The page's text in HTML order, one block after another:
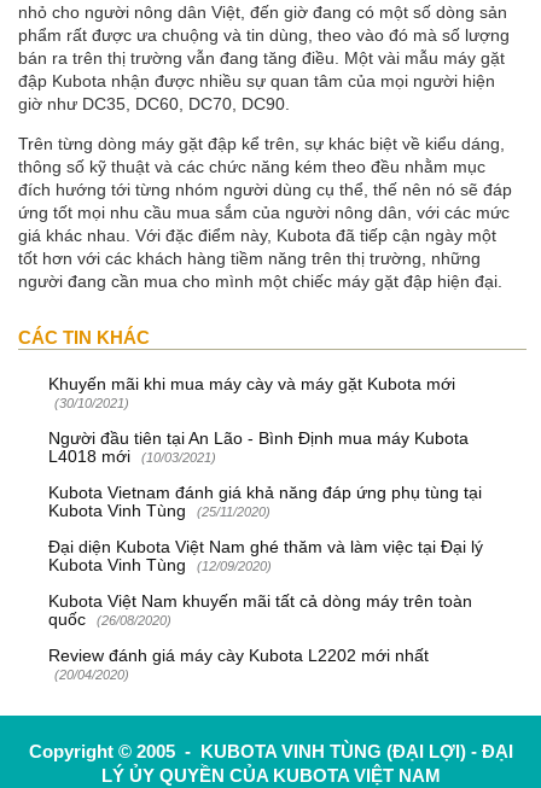
nhỏ cho người nông dân Việt, đến giờ đang có một số dòng sản
phẩm rất được ưa chuộng và tin dùng, theo vào đó mà số lượng
bán ra trên thị trường vẫn đang tăng điều. Một vài mẫu máy gặt
đập Kubota nhận được nhiều sự quan tâm của mọi người hiện
giờ như DC35, DC60, DC70, DC90.
Trên từng dòng máy gặt đập kể trên, sự khác biệt về kiểu dáng,
thông số kỹ thuật và các chức năng kém theo đều nhằm mục
đích hướng tới từng nhóm người dùng cụ thể, thế nên nó sẽ đáp
ứng tốt mọi nhu cầu mua sắm của người nông dân, với các mức
giá khác nhau. Với đặc điểm này, Kubota đã tiếp cận ngày một
tốt hơn với các khách hàng tiềm năng trên thị trường, những
người đang cần mua cho mình một chiếc máy gặt đập hiện đại.
CÁC TIN KHÁC
Khuyến mãi khi mua máy cày và máy gặt Kubota mới
(30/10/2021)
Người đầu tiên tại An Lão - Bình Định mua máy Kubota
L4018 mới
(10/03/2021)
Kubota Vietnam đánh giá khả năng đáp ứng phụ tùng tại
Kubota Vinh Tùng
(25/11/2020)
Đại diện Kubota Việt Nam ghé thăm và làm việc tại Đại lý
Kubota Vinh Tùng
(12/09/2020)
Kubota Việt Nam khuyến mãi tất cả dòng máy trên toàn
quốc
(26/08/2020)
Review đánh giá máy cày Kubota L2202 mới nhất
(20/04/2020)
Copyright © 2005 - KUBOTA VINH TÙNG (ĐẠI LỢI) - ĐẠI
LÝ ỦY QUYỀN CỦA KUBOTA VIỆT NAM